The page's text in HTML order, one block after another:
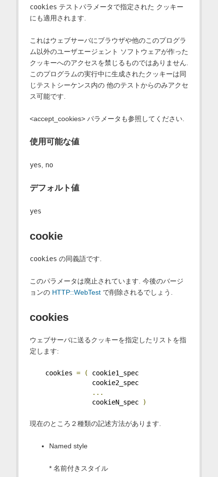
cookies テストパラメータで指定された クッキー
にも適用されます.
これはウェブサーバにブラウザや他のこのプログラ
ム以外のユーザエージェント ソフトウェアが作った
クッキーへのアクセスを禁じるものではありません.
このプログラムの実行中に生成されたクッキーは同
じテストシーケンス内の 他のテストからのみアクセ
ス可能です.
<accept_cookies> パラメータも参照してください.
使用可能な値
yes no
デフォルト値
yes
cookie
cookies の同義語です.
このパラメータは廃止されています. 今後のバージ
ョンの HTTP::WebTestで削除されるでしょう.
cookies
ウェブサーバに送るクッキーを指定したリストを指
定します:
cookies = (
cookie1_spec
cookie2_spec
...
cookieN_spec
)
現在のところ２種類の記述方法があります.
Named style
* 名前付きスタイル